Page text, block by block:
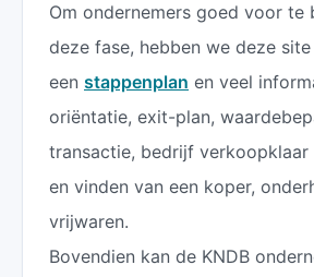
Om ondernemers goed voor te
deze fase, hebben we deze
een stappenplan en veel
oriëntatie, exit-plan,
transactie, bedrijf verkoopklaar
en vinden van een koper,
vrijwaren.
Bovendien kan de KNDB